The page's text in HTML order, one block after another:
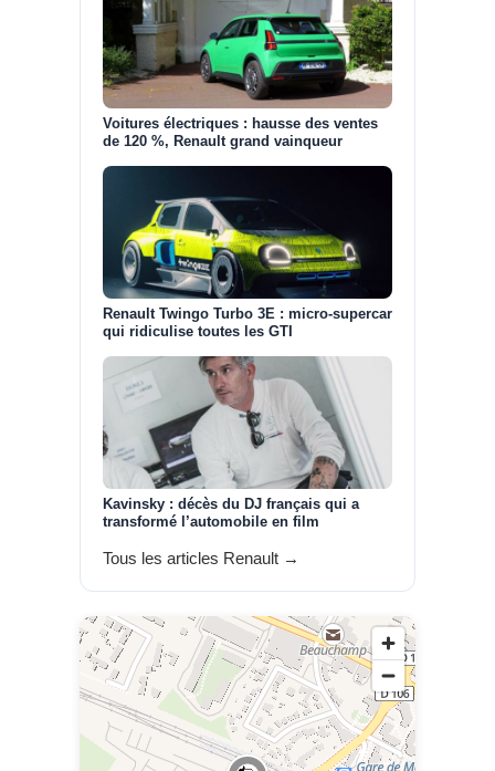
Voitures électriques : hausse des ventes
de 120 %, Renault grand vainqueur
Renault Twingo Turbo 3E : micro-supercar
qui ridiculise toutes les GTI
Kavinsky : décès du DJ français qui a
transformé l’automobile en film
Tous les articles Renault →